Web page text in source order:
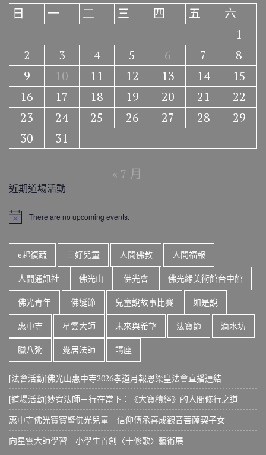
日
一 二 三 四 五
六
1
2
3 4 5 6 7
8
9
10 11 12 13 14
15
16
17 18 19 20 21
22
23
24 25 26 27 28
29
30
31
« 7 月
近期道場活動
N
e
There are no upcoming events.
e起復蔬 三好兒童 人間佛教 人間福報
人間通訊社 佛光山 佛光會 佛光緣美術館台中館
佛光青年 佛誕節 兒童說故事比賽 如是說
惠中寺 星雲大師 未來與希望 法寶節 滴水坊
臘八粥 覺居法師 講座
[法會活動]佛光山惠中寺2026孝道月報恩梁皇法會直播連結
[道場活動]妙宥法師－行在當下：《大寶積經》的人間修行之道
惠中寺佛光寶寶暨佛光兒童 信仰傳承喜成觀音菩薩契子女
向星雲大師學習 小學生首創〈十修歌〉藝術展